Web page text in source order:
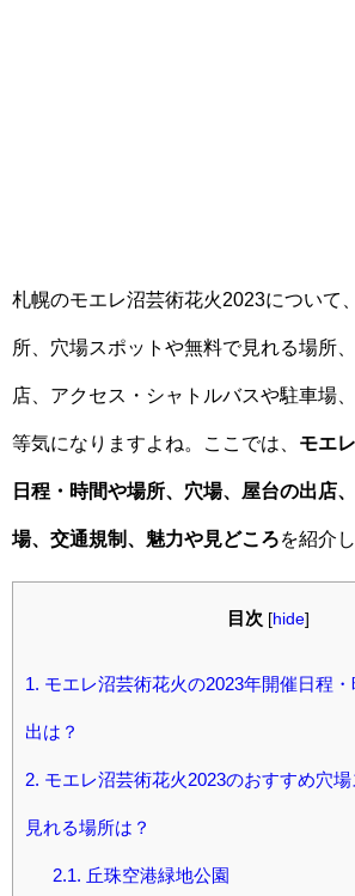
札幌のモエレ沼芸術花火2023について
所、穴場スポットや無料で見れる場所
店、アクセス・シャトルバスや駐車場
等気になりますよね。ここでは、 モエ
日程・時間や場所、穴場、屋台の出店
場、交通規制、魅力や見どころを紹介
目次 [hide]
1. モエレ沼芸術花火の2023年開催日程
出は？
2. モエレ沼芸術花火2023のおすすめ穴
見れる場所は？
2.1. 丘珠空港緑地公園